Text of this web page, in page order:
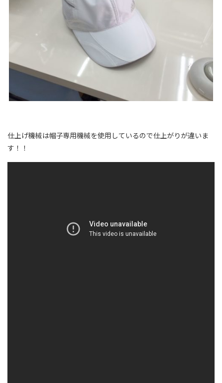
仕上げ機械は帽子専用機械を使用しているので仕上がりが違いま
す！！